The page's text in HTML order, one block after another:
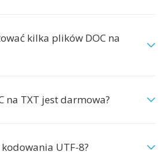
kilka plików DOC na
na TXT jest darmowa?
UTF-8?